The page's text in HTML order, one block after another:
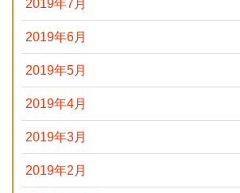
2019年7月
2019年6月
2019年5月
2019年4月
2019年3月
2019年2月